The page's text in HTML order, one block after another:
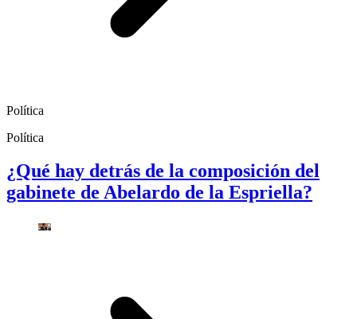
Política
Política
¿Qué hay detrás de la composición del
gabinete de Abelardo de la Espriella?